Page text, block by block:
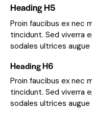
Heading H5
Proin faucibus ex nec
tincidunt. Sed viverra
sodales ultrices augue
Heading H6
Proin faucibus ex nec
tincidunt. Sed viverra
sodales ultrices augue